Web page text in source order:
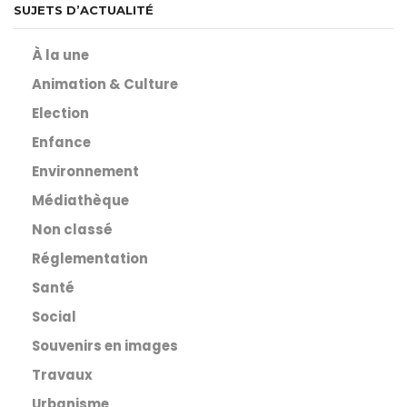
SUJETS D’ACTUALITÉ
À la une
Animation & Culture
Election
Enfance
Environnement
Médiathèque
Non classé
Réglementation
Santé
Social
Souvenirs en images
Travaux